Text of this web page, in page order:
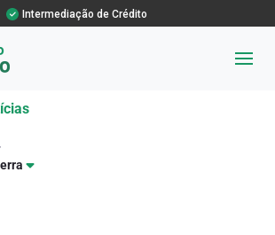
Intermediação de Crédito